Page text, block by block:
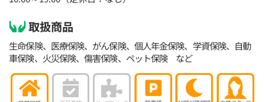
取扱商品
生命保険、医療保険、がん保険、個人年金保険、学資保険、自動
車保険、火災保険、傷害保険、ペット保険 など